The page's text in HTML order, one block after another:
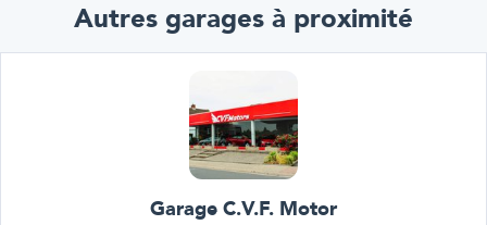
Autres garages à proximité
Garage C.V.F. Motor